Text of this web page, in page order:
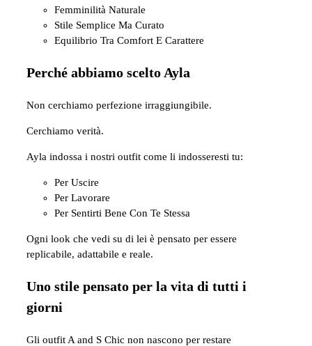
Femminilità Naturale
Stile Semplice Ma Curato
Equilibrio Tra Comfort E Carattere
Perché abbiamo scelto Ayla
Non cerchiamo perfezione irraggiungibile.
Cerchiamo verità.
Ayla indossa i nostri outfit come li indosseresti tu:
Per Uscire
Per Lavorare
Per Sentirti Bene Con Te Stessa
Ogni look che vedi su di lei è pensato per essere
replicabile, adattabile e reale.
Uno stile pensato per la vita di tutti i
giorni
Gli outfit A and S Chic non nascono per restare